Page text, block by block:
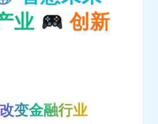
业
创新
变金融行业